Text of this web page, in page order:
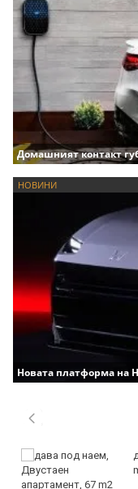
Домашният контакт
НОВИНИ
Новата платформа на